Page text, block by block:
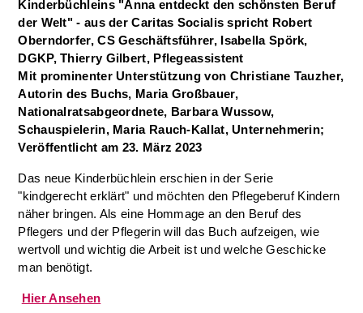
Kinderbüchleins "Anna entdeckt den schönsten Beruf
der Welt" - aus der Caritas Socialis spricht Robert
Oberndorfer, CS Geschäftsführer, Isabella Spörk,
DGKP, Thierry Gilbert, Pflegeassistent
Mit prominenter Unterstützung von Christiane Tauzher,
Autorin des Buchs, Maria Großbauer,
Nationalratsabgeordnete, Barbara Wussow,
Schauspielerin, Maria Rauch-Kallat, Unternehmerin;
Veröffentlicht am 23. März 2023
Das neue Kinderbüchlein erschien in der Serie
"kindgerecht erklärt" und möchten den Pflegeberuf Kindern
näher bringen. Als eine Hommage an den Beruf des
Pflegers und der Pflegerin will das Buch aufzeigen, wie
wertvoll und wichtig die Arbeit ist und welche Geschicke
man benötigt.
Hier Ansehen